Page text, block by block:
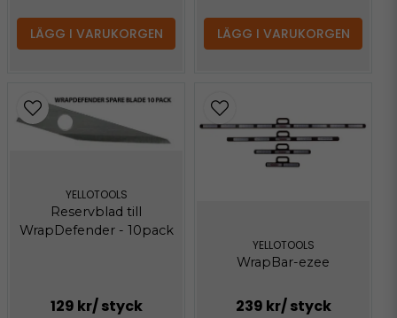
LÄGG I VARUKORGEN LÄGG I VARUKORGEN
YELLOTOOLS
Reservblad till
WrapDefender - 10pack
129 kr/ styck
YELLOTOOLS
WrapBar-ezee
239 kr/ styck